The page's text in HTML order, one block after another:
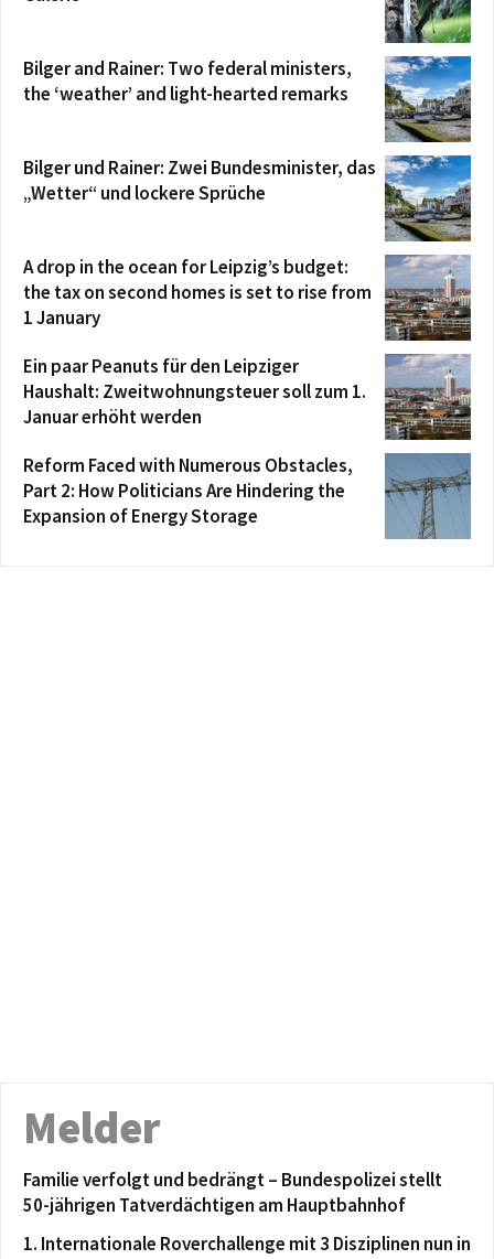
Bilger and Rainer: Two federal ministers,
the ‘weather’ and light-hearted remarks
Bilger und Rainer: Zwei Bundesminister, das
„Wetter“ und lockere Sprüche
A drop in the ocean for Leipzig’s budget:
the tax on second homes is set to rise from
1 January
Ein paar Peanuts für den Leipziger
Haushalt: Zweitwohnungsteuer soll zum 1.
Januar erhöht werden
Reform Faced with Numerous Obstacles,
Part 2: How Politicians Are Hindering the
Expansion of Energy Storage
Melder
Familie verfolgt und bedrängt – Bundespolizei stellt
50-jährigen Tatverdächtigen am Hauptbahnhof
1. Internationale Roverchallenge mit 3 Disziplinen nun in